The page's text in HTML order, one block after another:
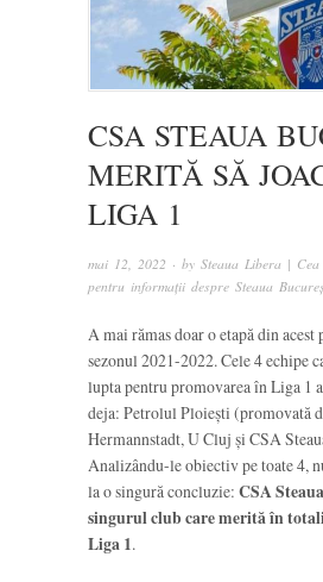
CSA STEAUA
MERITĂ SĂ
LIGA 1
mai 12, 2022 · by Steaua Libera |
pentru informații despre Steaua
A mai rămas doar o etapă din
sezonul 2021-2022. Cele 4 echipe
lupta pentru promovarea în Liga 1
deja: Petrolul Ploiești (promovată
Hermannstadt, U Cluj și CSA
Analizându-le obiectiv pe toate 4,
la o singură concluzie: CSA
singurul club care merită în
Liga 1.